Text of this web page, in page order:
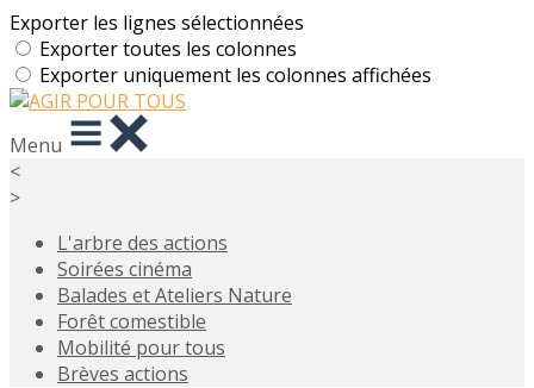
Exporter les lignes sélectionnées
Exporter toutes les colonnes
Exporter uniquement les colonnes affichées
Menu
<
>
L'arbre des actions
Soirées cinéma
Balades et Ateliers Nature
Forêt comestible
Mobilité pour tous
Brèves actions